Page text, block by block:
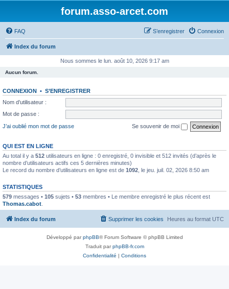
forum.asso-arcet.com
FAQ Connexion
S’enregistrer
Index du forum
Nous sommes le lun. août 10, 2026 9:17 am
Aucun forum.
CONNEXION • S’ENREGISTRER
Nom d’utilisateur :
Mot de passe :
J’ai oublié mon mot de passe
Se souvenir de moi
QUI EST EN LIGNE
Au total il y a 512 utilisateurs en ligne : 0 enregistré, 0 invisible et 512 invités (d’après le
nombre d’utilisateurs actifs ces 5 dernières minutes)
Le record du nombre d’utilisateurs en ligne est de 1092 , le jeu. juil. 02, 2026 8:50 am
STATISTIQUES
579 messages • 105 sujets • 53 membres • Le membre enregistré le plus récent est
Thomas.cabot
Index du forum Heures au format UTC
Supprimer les cookies
Développé parphpBB® Forum Software © phpBB Limited
Traduit parphpBB-fr.com
Confidentialité | Conditions